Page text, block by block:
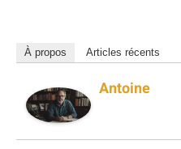
À propos Articles récents
Antoine